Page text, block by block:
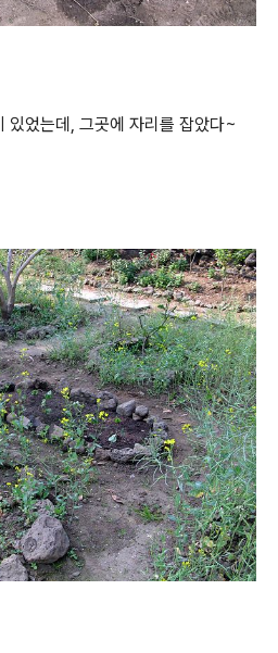
있었는데, 그곳에 자리를 잡았다~